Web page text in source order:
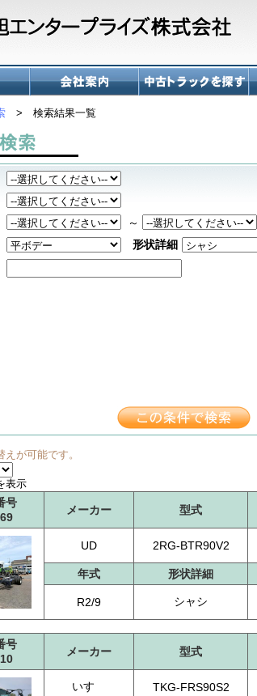
> 検索結果一覧
～
形状詳細
が可能です。
表示
号
メーカー 型式
UD 2RG-BTR90V2
年式 形状詳細
R2/9 シャシ
号
メーカー 型式
いすゞ TKG-FRS90S2